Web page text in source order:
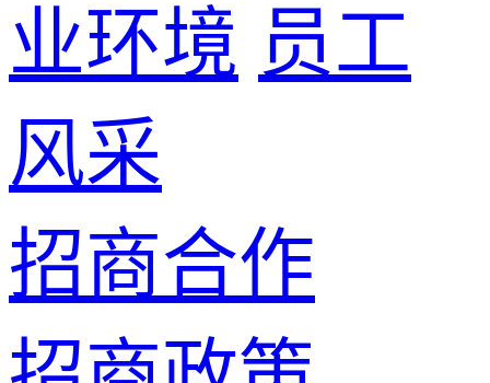
业环境 员工
风采
招商合作